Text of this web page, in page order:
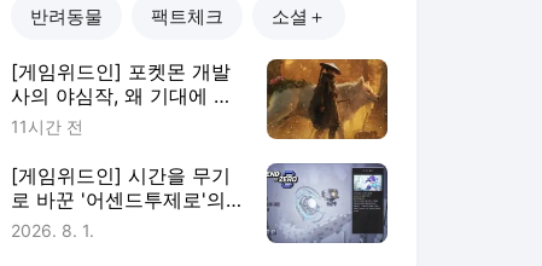
반려동물 팩트체크 소셜＋
[게임위드인] 포켓몬 개발
사의 야심작, 왜 기대에 못
미쳤나
11시간 전
[게임위드인] 시간을 무기
로 바꾼 '어센드투제로'의
실험
2026. 8. 1.